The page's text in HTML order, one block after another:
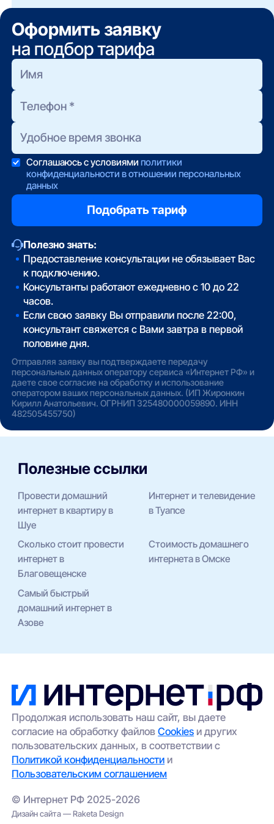
Оформить заявку
на подбор тарифа
Соглашаюсь с условиями политики
конфиденциальности в отношении персональных
данных
Полезно знать:
Предоставление консультации не обязывает Вас
к подключению.
Консультанты работают ежедневно с 10 до 22
часов.
Если свою заявку Вы отправили после 22:00,
консультант свяжется с Вами завтра в первой
половине дня.
Отправляя заявку вы подтверждаете передачу
персональных данных оператору сервиса «Интернет РФ» и
даете свое согласие на обработку и использование
оператором ваших персональных данных. (ИП Жиронкин
Кирилл Анатольевич. ОГРНИП 325480000059890. ИНН
482505455750)
Полезные ссылки
Провести домашний
интернет в квартиру в
Шуе
Интернет и телевидение
в Туапсе
Сколько стоит провести
интернет в
Благовещенске
Стоимость домашнего
интернета в Омске
Самый быстрый
домашний интернет в
Азове
Продолжая использовать наш сайт, вы даете
согласие на обработку файловCookies и других
пользовательских данных, в соответствии с
Политикой конфиденциальности и
Пользовательским соглашением
© Интернет РФ 2025-2026
Дизайн сайта — Raketa Design